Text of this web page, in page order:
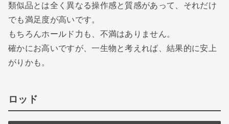
類似品とは全く異なる操作感と質感があって、それだけ
でも満足度が高いです。
もちろんホールド力も、不満はありません。
確かにお高いですが、一生物と考えれば、結果的に安上
がりかも。
ロッド